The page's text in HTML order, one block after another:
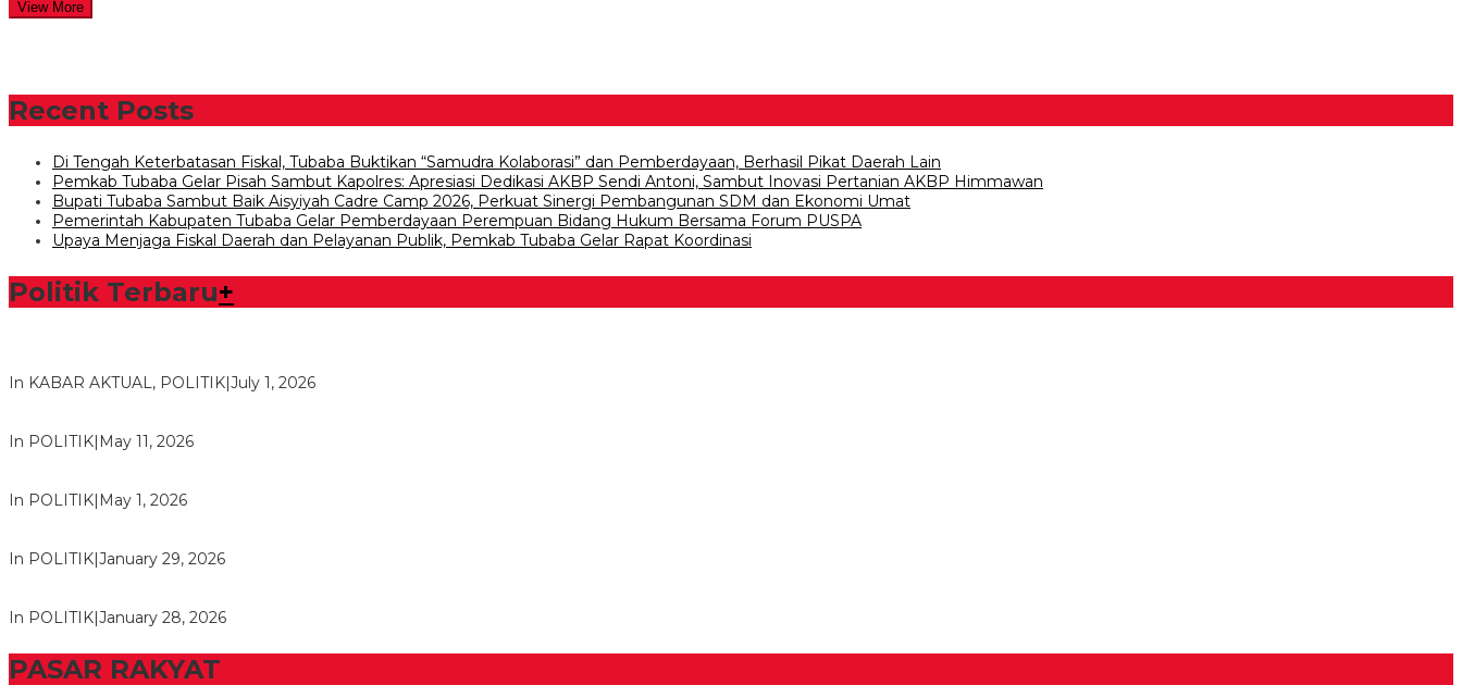
View More
Recent Posts
Di Tengah Keterbatasan Fiskal, Tubaba Buktikan “Samudra Kolaborasi” dan Pemberdayaan, Berhasil Pikat Daerah Lain
Pemkab Tubaba Gelar Pisah Sambut Kapolres: Apresiasi Dedikasi AKBP Sendi Antoni, Sambut Inovasi Pertanian AKBP Himmawan
Bupati Tubaba Sambut Baik Aisyiyah Cadre Camp 2026, Perkuat Sinergi Pembangunan SDM dan Ekonomi Umat
Pemerintah Kabupaten Tubaba Gelar Pemberdayaan Perempuan Bidang Hukum Bersama Forum PUSPA
Upaya Menjaga Fiskal Daerah dan Pelayanan Publik, Pemkab Tubaba Gelar Rapat Koordinasi
Politik Terbaru+
In KABAR AKTUAL, POLITIK July 1, 2026
In POLITIK May 11, 2026
In POLITIK May 1, 2026
In POLITIK January 29, 2026
In POLITIK January 28, 2026
PASAR RAKYAT